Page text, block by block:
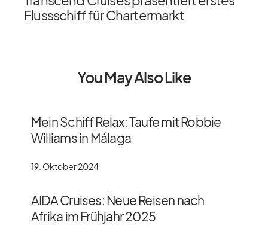
Flussschiff für Chartermarkt
You May Also Like
Mein Schiff Relax: Taufe mit Robbie
Williams in Málaga
19. Oktober 2024
AIDA Cruises: Neue Reisen nach
Afrika im Frühjahr 2025